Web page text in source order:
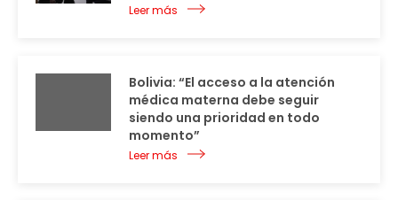
Leer más
Bolivia: “El acceso a la atención
médica materna debe seguir
siendo una prioridad en todo
momento”
Leer más